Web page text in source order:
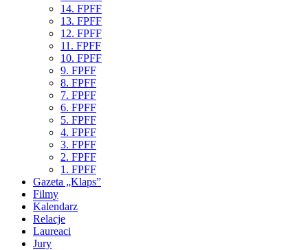
14. FPFF
13. FPFF
12. FPFF
11. FPFF
10. FPFF
9. FPFF
8. FPFF
7. FPFF
6. FPFF
5. FPFF
4. FPFF
3. FPFF
2. FPFF
1. FPFF
Gazeta „Klaps”
Filmy
Kalendarz
Relacje
Laureaci
Jury